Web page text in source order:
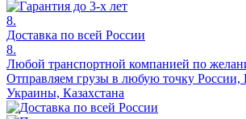
8.
Доставка по всей России
8.
Любой транспортной компанией по
Отправляем грузы в любую точку России,
Украины, Казахстана